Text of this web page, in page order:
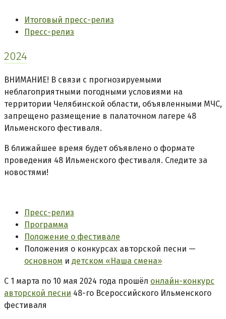
Итоговый пресс-релиз
Пресс-релиз
2024
ВНИМАНИЕ! В связи с прогнозируемыми
неблагоприятными погодными условиями на
территории Челябинской области, объявленными МЧС,
запрещено размещение в палаточном лагере 48
Ильменского фестиваля.
В ближайшее время будет объявлено о формате
проведения 48 Ильменского фестиваля. Следите за
новостями!
Пресс-релиз
Программа
Положение о фестивале
Положения о конкурсах авторской песни —
основном и детском «Наша смена»
С 1 марта по 10 мая 2024 года прошёл онлайн-конкурс
авторской песни 48-го Всероссийского Ильменского
фестиваля